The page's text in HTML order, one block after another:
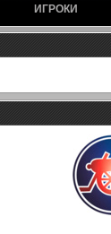
ИГРОКИ